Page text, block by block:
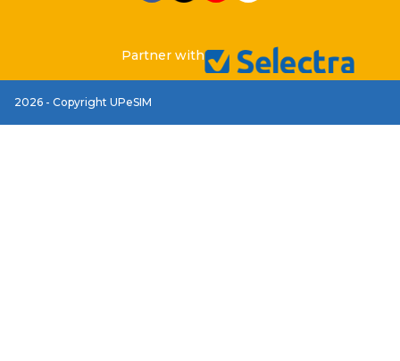
Partner with
2026 - Copyright UPeSIM